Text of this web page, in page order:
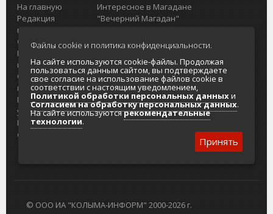
На главную
Редакция
портала
О проекте
Реклама на
портале
Отзывы и
предложения
Интернет-
услуги
Разработка
сайтов
Интересное в Магадане
"Вечерний Магадан"
Городская доска объявлений
Реклама
Главный туристический портал
Колымы
Политика в отношении обработки
персональных данных
Согласие на обработку персональных
данных
© ООО ИА "КОЛЫМА-ИНФОРМ" 2000-2026 г.
Файлы cookie и политика конфиденциальности.
На сайте используются cookie-файлы. Продолжая
пользоваться данным сайтом, вы подтверждаете
свое согласие на использование файлов cookie в
соответствии с настоящим уведомлением,
Политикой обработки персональных данныхи
Согласием на обработку персональных данных.
На сайте используютсярекомендательные
технологии.
Принять